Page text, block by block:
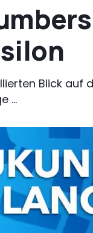
Blick auf
...